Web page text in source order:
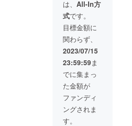
方法：
視聴用
のURL
をメー
ルで送
信。 ・
支援者
名を備
考欄に
記載し
てくだ
いさい
（全角
15字以
内、公
視聴有
効期
限：
2023年
10月頃
を予
定〜1週
間の期
間限定
配信(確
定次第
メール
にてご
連絡い
は、 All-In方
式です。
目標金額に
関わらず、
2023/07/15
23:59:59ま
でに集まっ
た金額が
ファンディ
ングされま
す。